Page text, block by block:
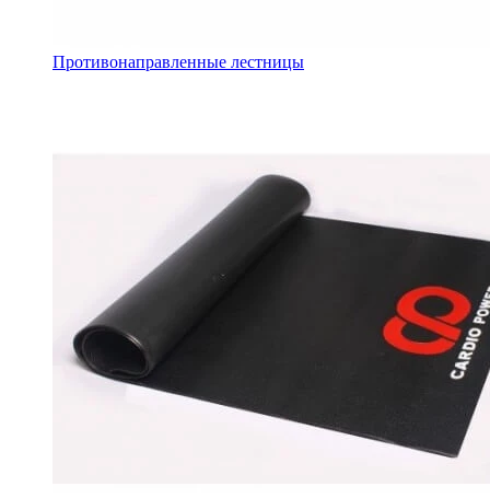
Противонаправленные лестницы